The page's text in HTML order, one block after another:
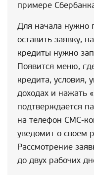
примере
Для начала нужно
оставить заявку,
кредиты нужно
Появится меню,
кредита, условия,
доходах и нажать
подтверждается
на телефон СМС-
уведомит о своем
Рассмотрение
до двух рабочих